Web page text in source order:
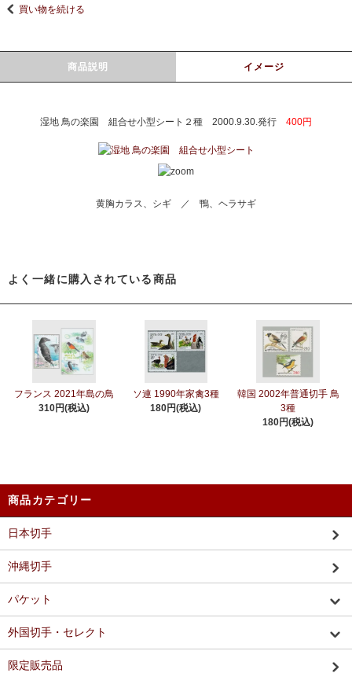
買い物を続ける
商品説明 イメージ
湿地 鳥の楽園 組合せ小型シート２種 2000.9.30.発行 400円
黄胸カラス、シギ ／ 鴨、ヘラサギ
よく一緒に購入されている商品
フランス 2021年島の鳥
310円(税込)
ソ連 1990年家禽3種
180円(税込)
韓国 2002年普通切手 鳥
3種
180円(税込)
商品カテゴリー
日本切手
沖縄切手
パケット
外国切手・セレクト
限定販売品